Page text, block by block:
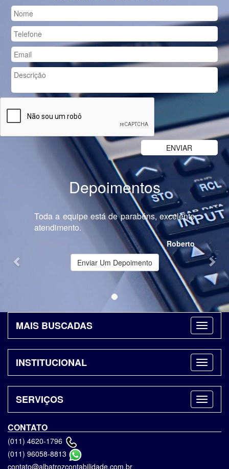
Depoimentos
Toda a equipe está de parabéns, excelente
atendimento.
Roberto
Enviar Um Depoimento
MAIS BUSCADAS
INSTITUCIONAL
SERVIÇOS
CONTATO
(011) 4620-1796
(011) 96058-8813
contato@albatrozcontabilidade.com.br